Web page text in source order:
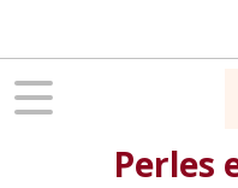
Perles